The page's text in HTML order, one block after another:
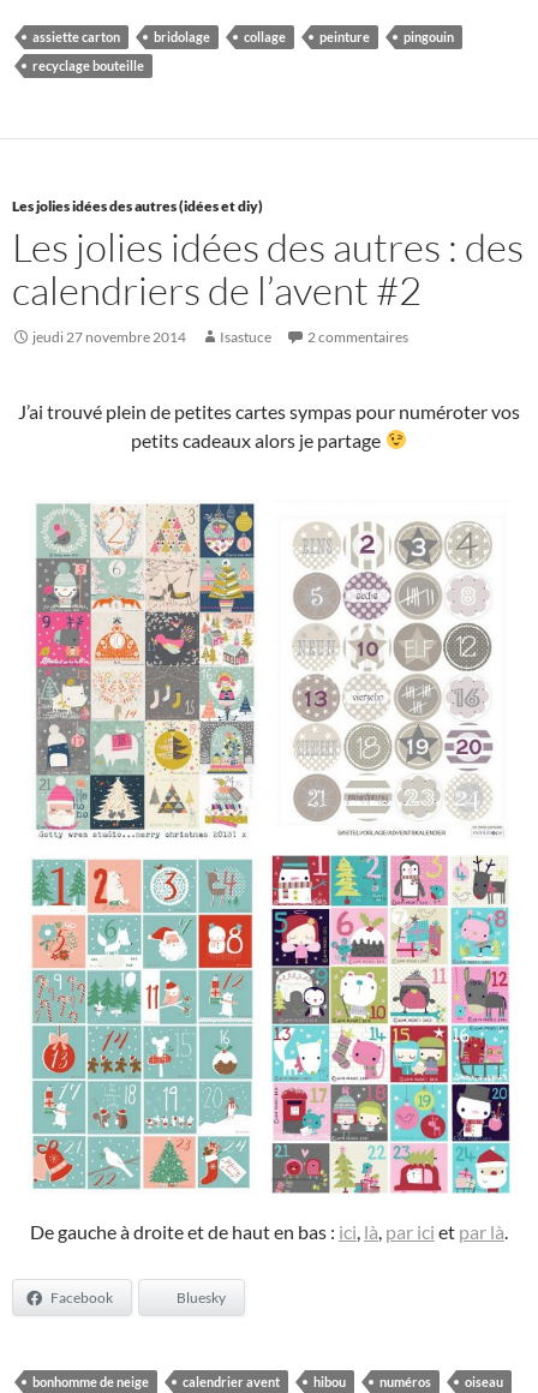
assiette carton bridolage collage peinture
pingouin
recyclage bouteille
Les jolies idées des autres (idées et diy)
Les jolies idées des autres : des
calendriers de l’avent #2
jeudi 27 novembre 2014 Isastuce 2 commentaires
J’ai trouvé plein de petites cartes sympas pour numéroter vos
petits cadeaux alors je partage
De gauche à droite et de haut en bas : ici, là, par ici et par là.
Facebook Bluesky
bonhomme de neige calendrier avent hibou numéros oiseau